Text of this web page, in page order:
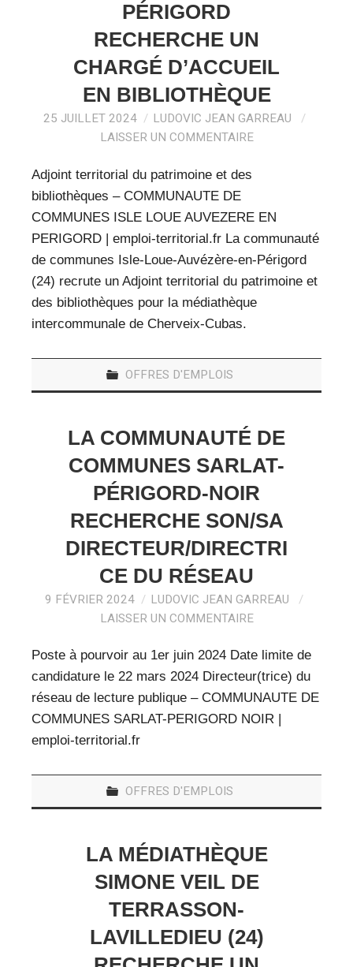
PÉRIGORD
RECHERCHE UN
CHARGÉ D’ACCUEIL
EN BIBLIOTHÈQUE
25 JUILLET 2024
LUDOVIC JEAN GARREAU
LAISSER UN COMMENTAIRE
Adjoint territorial du patrimoine et des
bibliothèques – COMMUNAUTE DE
COMMUNES ISLE LOUE AUVEZERE EN
PERIGORD | emploi-territorial.fr La communauté
de communes Isle-Loue-Auvézère-en-Périgord
(24) recrute un Adjoint territorial du patrimoine et
des bibliothèques pour la médiathèque
intercommunale de Cherveix-Cubas.
OFFRES D'EMPLOIS
LA COMMUNAUTÉ DE
COMMUNES SARLAT-
PÉRIGORD-NOIR
RECHERCHE SON/SA
DIRECTEUR/DIRECTRI
CE DU RÉSEAU
9 FÉVRIER 2024
LUDOVIC JEAN GARREAU
LAISSER UN COMMENTAIRE
Poste à pourvoir au 1er juin 2024 Date limite de
candidature le 22 mars 2024 Directeur(trice) du
réseau de lecture publique – COMMUNAUTE DE
COMMUNES SARLAT-PERIGORD NOIR |
emploi-territorial.fr
OFFRES D'EMPLOIS
LA MÉDIATHÈQUE
SIMONE VEIL DE
TERRASSON-
LAVILLEDIEU (24)